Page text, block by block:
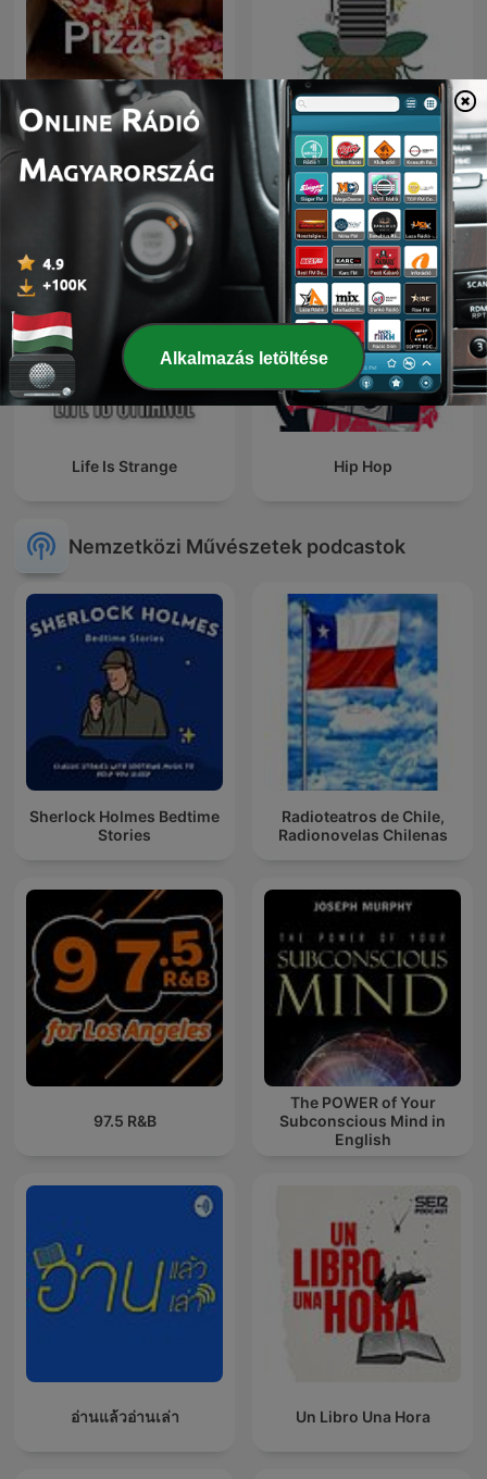
EE Alla Radice
Life Is Strange Hip Hop
Nemzetközi Művészetek podcastok
Sherlock Holmes Bedtime
Stories
Radioteatros de Chile,
Radionovelas Chilenas
97.5 R&B
The POWER of Your
Subconscious Mind in
English
อ่านแล้วอ่านเล่า Un Libro Una Hora
Alkalmazás letöltése